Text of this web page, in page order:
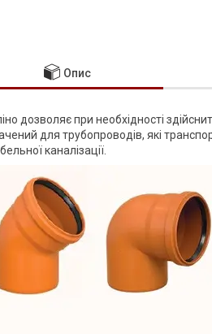
Опис
дозволяє при необхідності
для трубопроводів, які
каналізації.